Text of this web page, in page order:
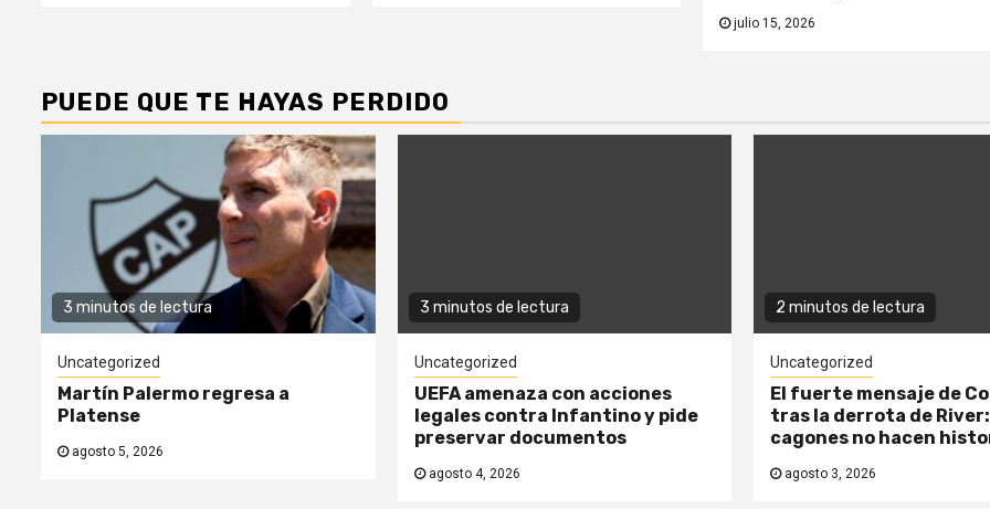
julio 15, 2026
PUEDE QUE TE HAYAS PERDIDO
3 minutos de lectura
Uncategorized
Martín Palermo regresa a
Platense
agosto 5, 2026
3 minutos de lectura
Uncategorized
UEFA amenaza con acciones
legales contra Infantino y pide
preservar documentos
agosto 4, 2026
2 minutos de lectura
Uncategorized
El fuerte mensaje de
tras la derrota de
cagones no hacen
agosto 3, 2026